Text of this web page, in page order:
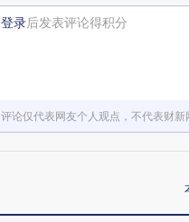
登录后发表评论得积分
评论仅代表网友个人观点，不代表财新